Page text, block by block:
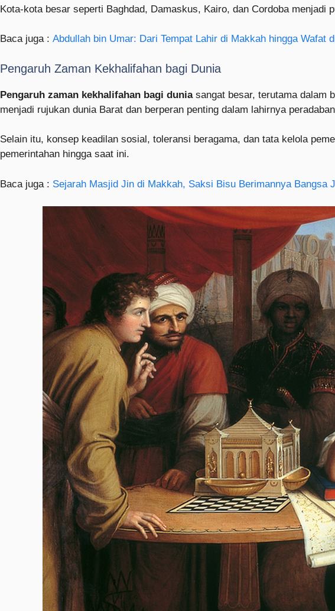
Kota-kota besar seperti Baghdad, Damaskus, Kairo, dan Cordoba menjadi
Baca juga : Abdullah bin Umar: Dari Tempat Lahir di Makkah hingga Wafat
Pengaruh Zaman Kekhalifahan bagi Dunia
Pengaruh zaman kekhalifahan bagi duniasangat besar, terutama dalam
menjadi rujukan dunia Barat dan berperan penting dalam lahirnya
Selain itu, konsep keadilan sosial, toleransi beragama, dan tata kelola
pemerintahan hingga saat ini.
Baca juga : Sejarah Masjid Jin di Makkah, Saksi Bisu Berimannya Bangsa